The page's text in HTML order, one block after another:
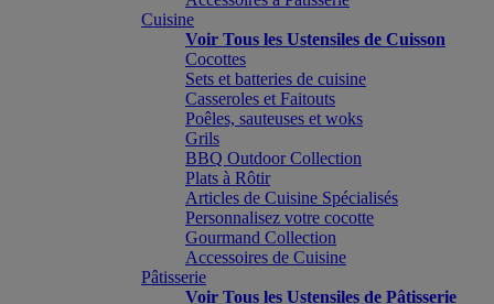
Cuisine
Voir Tous les Ustensiles de Cuisson
Cocottes
Sets et batteries de cuisine
Casseroles et Faitouts
Poêles, sauteuses et woks
Grils
BBQ Outdoor Collection
Plats à Rôtir
Articles de Cuisine Spécialisés
Personnalisez votre cocotte
Gourmand Collection
Accessoires de Cuisine
Pâtisserie
Voir Tous les Ustensiles de Pâtisserie